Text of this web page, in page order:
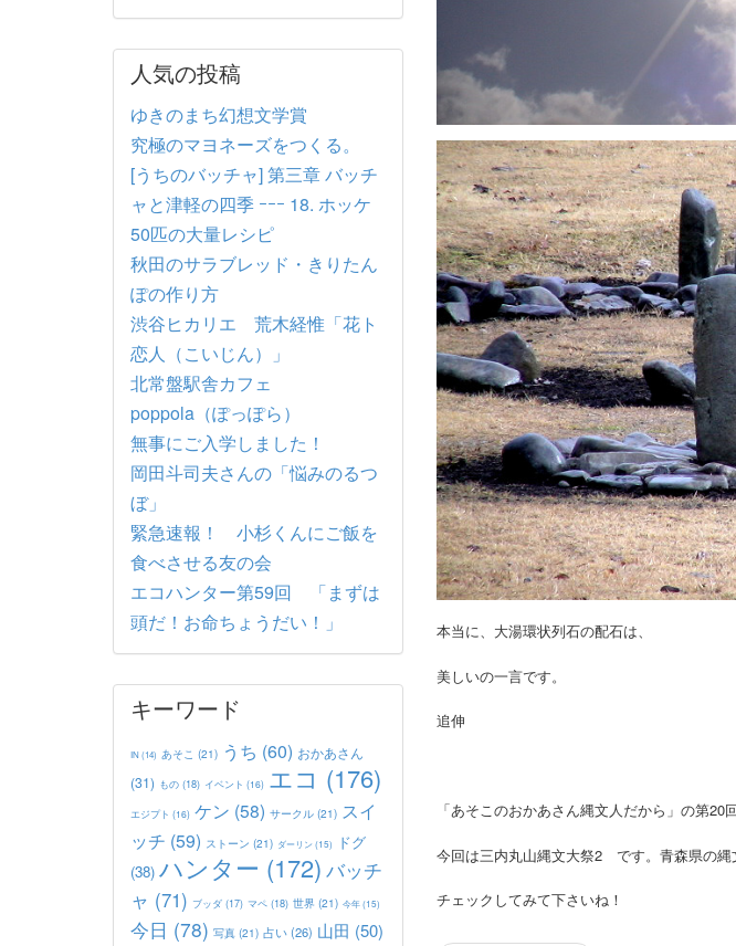
本当に、大湯環状列石の配石は、
美しいの一言です。
追伸
「あそこのおかあさん縄文人だから」の第20
今回は三内丸山縄文大祭2 です。青森県の
チェックしてみて下さいね！
人気の投稿
ゆきのまち幻想文学賞
究極のマヨネーズをつくる。
[うちのバッチャ] 第三章 バッチ
ャと津軽の四季 ｰｰｰ 18. ホッケ
50匹の大量レシピ
秋田のサラブレッド・きりたん
ぽの作り方
渋谷ヒカリエ 荒木経惟「花ト
恋人（こいじん）」
北常盤駅舎カフェ
poppola（ぽっぽら）
無事にご入学しました！
岡田斗司夫さんの「悩みのるつ
ぼ」
緊急速報！ 小杉くんにご飯を
食べさせる友の会
エコハンター第59回 「まずは
頭だ！お命ちょうだい！」
キーワード
IN(14) あそこ (21) うち (60) おかあさん
(31) もの (18) イベント (16) エコ (176)
エジプト (16) ケン (58) サークル (21) スイ
ッチ (59) ストーン (21) ダーリン(15)
ドグ
(38) ハンター (172) バッチ
ャ (71) ブッダ (17) マペ (18) 世界 (21) 今年(15)
今日 (78) 写真 (21) 占い(26) 山田 (50)